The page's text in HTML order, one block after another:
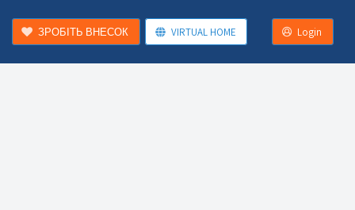
ЗРОБІТЬ ВНЕСОК VIRTUAL HOME Login